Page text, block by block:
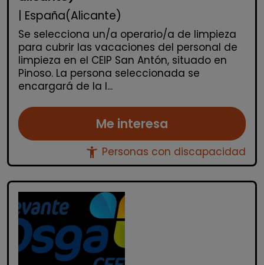
| España(Alicante)
Se selecciona un/a operario/a de limpieza
para cubrir las vacaciones del personal de
limpieza en el CEIP San Antón, situado en
Pinoso. La persona seleccionada se
encargará de la l...
Me interesa
accessibility_new Personas con discapacidad